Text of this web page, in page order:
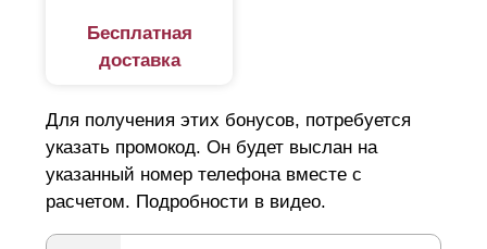
Бесплатная
доставка
Для получения этих бонусов, потребуется
указать промокод. Он будет выслан на
указанный номер телефона вместе с
расчетом. Подробности в видео.